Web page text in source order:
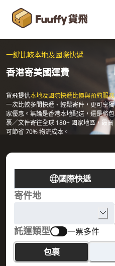
一鍵比較本地及國際快遞
香港寄美國運費
貨飛提供本地及國際快遞比價與預約服務
一次比較多間快遞、輕鬆寄件，更可享獨
家優惠。無論是香港本地配送，還是將包
裹／文件寄往全球 180+ 國家地區，最高
可節省 70% 物流成本。
國際快遞
寄件地
託運類型 一票多件
包裹